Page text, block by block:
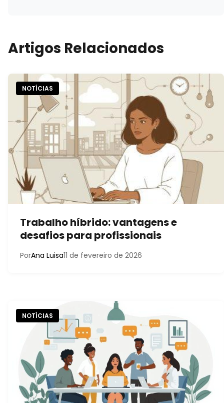
Artigos Relacionados
NOTÍCIAS
Trabalho híbrido: vantagens e
desafios para profissionais
PorAna Luisa11 de fevereiro de 2026
NOTÍCIAS